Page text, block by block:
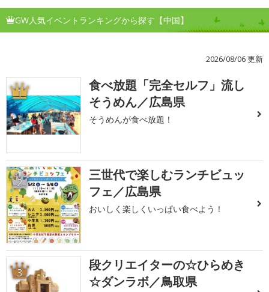
GW人気イベントランキングから探す【中国】
2026/08/06 更新
1
食べ放題「完全セルフ」流し
そうめん／広島県
そうめんが食べ放題！
2
三世代で楽しむランチビュッ
フェ／広島県
おいしく楽しくいっぱい食べよう！
3
段クリエイターの☆ひらめき
☆ダンラボ／鳥取県